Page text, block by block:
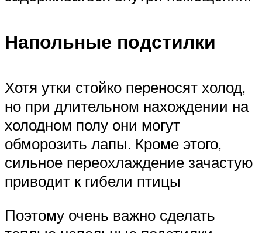
Напольные подстилки
Хотя утки стойко переносят холод,
но при длительном нахождении на
холодном полу они могут
обморозить лапы. Кроме этого,
сильное переохлаждение зачастую
приводит к гибели птицы
Поэтому очень важно сделать